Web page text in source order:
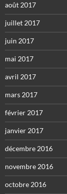
août 2017
juillet 2017
juin 2017
mai 2017
avril 2017
mars 2017
février 2017
janvier 2017
décembre 2016
novembre 2016
octobre 2016